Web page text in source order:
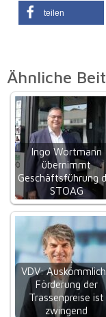
teilen
Ähnliche
Ingo Wortmann
übernimmt
Geschäftsführung
STOAG
VDV:
Förderung der
Trassenpreise ist
zwingend